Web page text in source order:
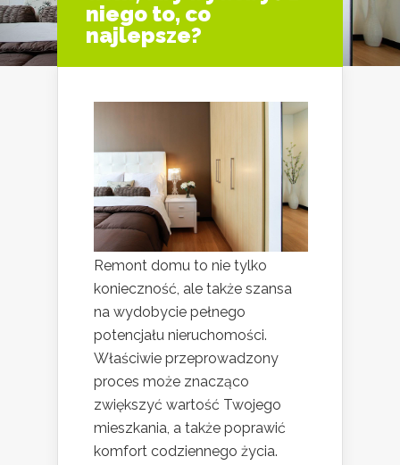
niego to, co
najlepsze?
Remont domu to nie tylko
konieczność, ale także szansa
na wydobycie pełnego
potencjału nieruchomości.
Właściwie przeprowadzony
proces może znacząco
zwiększyć wartość Twojego
mieszkania, a także poprawić
komfort codziennego życia.